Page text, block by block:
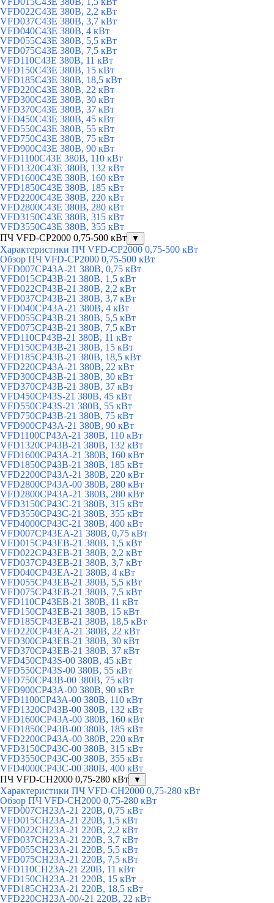
VFD022C43E 380В, 2,2 кВт
VFD037C43E 380В, 3,7 кВт
VFD040C43E 380В, 4 кВт
VFD055C43E 380В, 5,5 кВт
VFD075C43E 380В, 7,5 кВт
VFD110C43E 380В, 11 кВт
VFD150C43E 380В, 15 кВт
VFD185C43E 380В, 18,5 кВт
VFD220C43E 380В, 22 кВт
VFD300C43E 380В, 30 кВт
VFD370C43E 380В, 37 кВт
VFD450C43E 380В, 45 кВт
VFD550C43E 380В, 55 кВт
VFD750C43E 380В, 75 кВт
VFD900C43E 380В, 90 кВт
VFD1100C43E 380В, 110 кВт
VFD1320C43E 380В, 132 кВт
VFD1600C43E 380В, 160 кВт
VFD1850C43E 380В, 185 кВт
VFD2200C43E 380В, 220 кВт
VFD2800C43E 380В, 280 кВт
VFD3150C43E 380В, 315 кВт
VFD3550C43E 380В, 355 кВт
ПЧ VFD-CP2000 0,75-500 кВт
▼
Характеристики ПЧ VFD-CP2000 0,75-500 кВт
Обзор ПЧ VFD-CP2000 0,75-500 кВт
VFD007CP43A-21 380В, 0,75 кВт
VFD015CP43B-21 380В, 1,5 кВт
VFD022CP43B-21 380В, 2,2 кВт
VFD037CP43B-21 380В, 3,7 кВт
VFD040CP43A-21 380В, 4 кВт
VFD055CP43B-21 380В, 5,5 кВт
VFD075CP43B-21 380В, 7,5 кВт
VFD110CP43B-21 380В, 11 кВт
VFD150CP43B-21 380В, 15 кВт
VFD185CP43B-21 380В, 18,5 кВт
VFD220CP43A-21 380В, 22 кВт
VFD300CP43B-21 380В, 30 кВт
VFD370CP43B-21 380В, 37 кВт
VFD450CP43S-21 380В, 45 кВт
VFD550CP43S-21 380В, 55 кВт
VFD750CP43B-21 380В, 75 кВт
VFD900CP43A-21 380В, 90 кВт
VFD1100CP43A-21 380В, 110 кВт
VFD1320CP43B-21 380В, 132 кВт
VFD1600CP43A-21 380В, 160 кВт
VFD1850CP43B-21 380В, 185 кВт
VFD2200CP43A-21 380В, 220 кВт
VFD2800CP43A-00 380В, 280 кВт
VFD2800CP43A-21 380В, 280 кВт
VFD3150CP43C-21 380В, 315 кВт
VFD3550CP43C-21 380В, 355 кВт
VFD4000CP43C-21 380В, 400 кВт
VFD007CP43EA-21 380В, 0,75 кВт
VFD015CP43EB-21 380В, 1,5 кВт
VFD022CP43EB-21 380В, 2,2 кВт
VFD037CP43EB-21 380В, 3,7 кВт
VFD040CP43EA-21 380В, 4 кВт
VFD055CP43EB-21 380В, 5,5 кВт
VFD075CP43EB-21 380В, 7,5 кВт
VFD110CP43EB-21 380В, 11 кВт
VFD150CP43EB-21 380В, 15 кВт
VFD185CP43EB-21 380В, 18,5 кВт
VFD220CP43EA-21 380В, 22 кВт
VFD300CP43EB-21 380В, 30 кВт
VFD370CP43EB-21 380В, 37 кВт
VFD450CP43S-00 380В, 45 кВт
VFD550CP43S-00 380В, 55 кВт
VFD750CP43B-00 380В, 75 кВт
VFD900CP43A-00 380В, 90 кВт
VFD1100CP43A-00 380В, 110 кВт
VFD1320CP43B-00 380В, 132 кВт
VFD1600CP43A-00 380В, 160 кВт
VFD1850CP43B-00 380В, 185 кВт
VFD2200CP43A-00 380В, 220 кВт
VFD3150CP43C-00 380В, 315 кВт
VFD3550CP43C-00 380В, 355 кВт
VFD4000CP43C-00 380В, 400 кВт
ПЧ VFD-CH2000 0,75-280 кВт
▼
Характеристики ПЧ VFD-CH2000 0,75-280 кВт
Обзор ПЧ VFD-CH2000 0,75-280 кВт
VFD007CH23A-21 220В, 0,75 кВт
VFD015CH23A-21 220В, 1,5 кВт
VFD022CH23A-21 220В, 2,2 кВт
VFD037CH23A-21 220В, 3,7 кВт
VFD055CH23A-21 220В, 5,5 кВт
VFD075CH23A-21 220В, 7,5 кВт
VFD110CH23A-21 220В, 11 кВт
VFD150CH23A-21 220В, 15 кВт
VFD185CH23A-21 220В, 18,5 кВт
VFD220CH23A-00/-21 220В, 22 кВт